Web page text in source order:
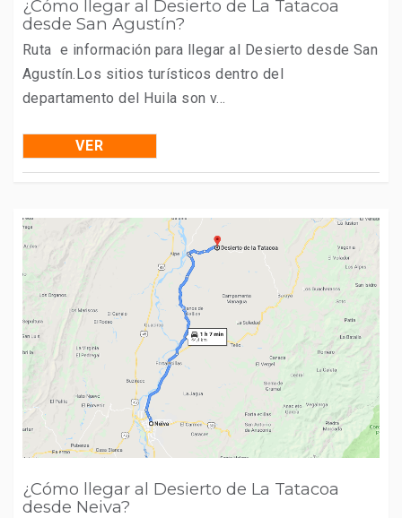
¿Cómo llegar al Desierto de La Tatacoa
desde San Agustín?
Ruta e información para llegar al Desierto desde San
Agustín.Los sitios turísticos dentro del
departamento del Huila son v...
VER
¿Cómo llegar al Desierto de La Tatacoa
desde Neiva?